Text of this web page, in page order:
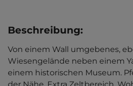
Beschreibung:
Von einem Wall umgebenes,
Wiesengelände neben einem
einem historischen Museum.